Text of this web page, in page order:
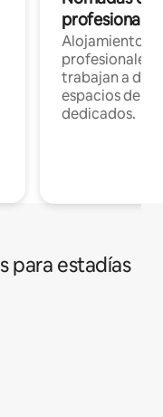
Alojamientos
profesionales
trabajan a
espacios de
dedicados.
para estadías